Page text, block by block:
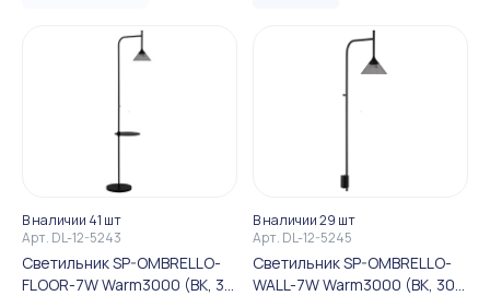
В наличии 41 шт
Арт. DL-12-5243
Светильник SP-OMBRELLO-
FLOOR-7W Warm3000 (BK, 30
В наличии 29 шт
Арт. DL-12-5245
Светильник SP-OMBRELLO-
WALL-7W Warm3000 (BK, 30